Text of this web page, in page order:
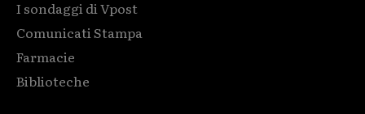
I sondaggi di Vpost
Comunicati Stampa
Farmacie
Biblioteche